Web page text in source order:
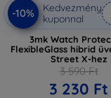
-10%
Kedvezmény
kuponnal
3mk Watch
FlexibleGlass hibrid
Street X-hez
3 590 Ft
3 230 Ft